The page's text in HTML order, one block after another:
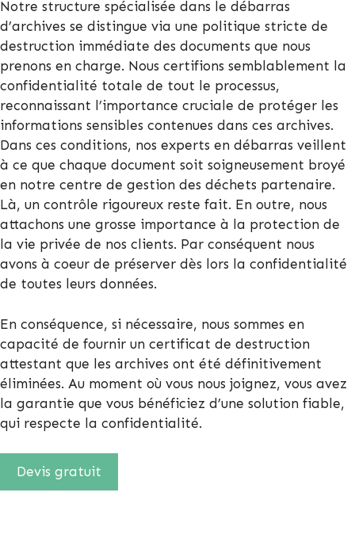
Notre structure spécialisée dans le débarras
d’archives se distingue via une politique stricte de
destruction immédiate des documents que nous
prenons en charge. Nous certifions semblablement la
confidentialité totale de tout le processus,
reconnaissant l’importance cruciale de protéger les
informations sensibles contenues dans ces archives.
Dans ces conditions, nos experts en débarras veillent
à ce que chaque document soit soigneusement broyé
en notre centre de gestion des déchets partenaire.
Là, un contrôle rigoureux reste fait. En outre, nous
attachons une grosse importance à la protection de
la vie privée de nos clients. Par conséquent nous
avons à coeur de préserver dès lors la confidentialité
de toutes leurs données.
En conséquence, si nécessaire, nous sommes en
capacité de fournir un certificat de destruction
attestant que les archives ont été définitivement
éliminées. Au moment où vous nous joignez, vous avez
la garantie que vous bénéficiez d’une solution fiable,
qui respecte la confidentialité.
Devis gratuit